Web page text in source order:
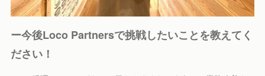
ー今後Loco Partnersで挑戦したいことを教えてく
ださい！